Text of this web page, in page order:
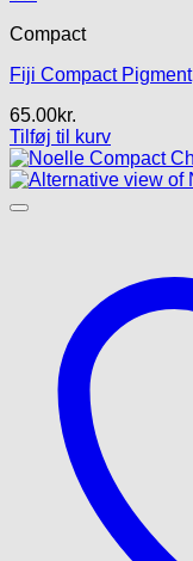
Compact
Fiji Compact Pigment
65.00kr.
Tilføj til kurv